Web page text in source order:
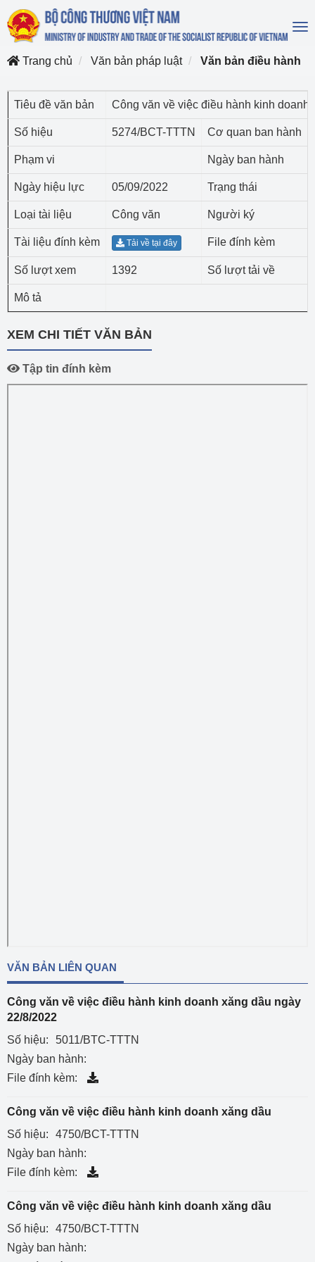
Trang chủ
Văn bản pháp luật Văn bản điều hành
Tiêu đề văn bản Công văn về việc điều hành kinh doanh
Số hiệu 5274/BCT-TTTN Cơ quan ban hành
Phạm vi Ngày ban hành
Ngày hiệu lực 05/09/2022 Trạng thái
Loại tài liệu Công văn Người ký
Tài liệu đính kèm Tải về tại đây File đính kèm
Số lượt xem 1392 Số lượt tải về
Mô tả
XEM CHI TIẾT VĂN BẢN
Tập tin đính kèm
VĂN BẢN LIÊN QUAN
Công văn về việc điều hành kinh doanh xăng dầu ngày
22/8/2022
Số hiệu:
5011/BTC-TTTN
Ngày ban hành:
File đính kèm:
Công văn về việc điều hành kinh doanh xăng dầu
Số hiệu:
4750/BCT-TTTN
Ngày ban hành:
File đính kèm:
Công văn về việc điều hành kinh doanh xăng dầu
Số hiệu:
4750/BCT-TTTN
Ngày ban hành: